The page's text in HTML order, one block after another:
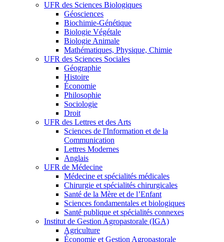
UFR des Sciences Biologiques
Géosciences
Biochimie-Génétique
Biologie Végétale
Biologie Animale
Mathématiques, Physique, Chimie
UFR des Sciences Sociales
Géographie
Histoire
Économie
Philosophie
Sociologie
Droit
UFR des Lettres et des Arts
Sciences de l'Information et de la
Communication
Lettres Modernes
Anglais
UFR de Médecine
Médecine et spécialités médicales
Chirurgie et spécialités chirurgicales
Santé de la Mère et de l’Enfant
Sciences fondamentales et biologiques
Santé publique et spécialités connexes
Institut de Gestion Agropastorale (IGA)
Agriculture
Économie et Gestion Agropastorale